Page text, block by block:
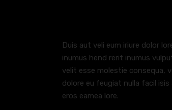
Duis aut veli eum iriure dolor
inumus hend rerit inumus
velit esse molestie consequa,
dolore eu feugiat nulla facil isis
eros eamea lore.